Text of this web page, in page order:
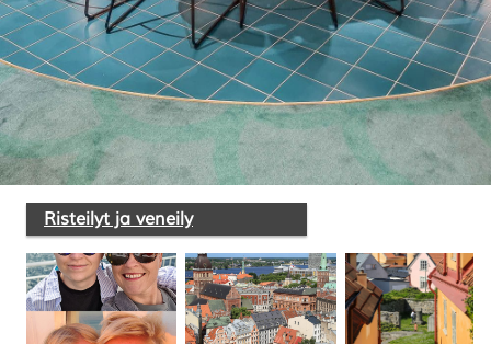
SULJE HAKU ✕
Risteilyt ja veneily